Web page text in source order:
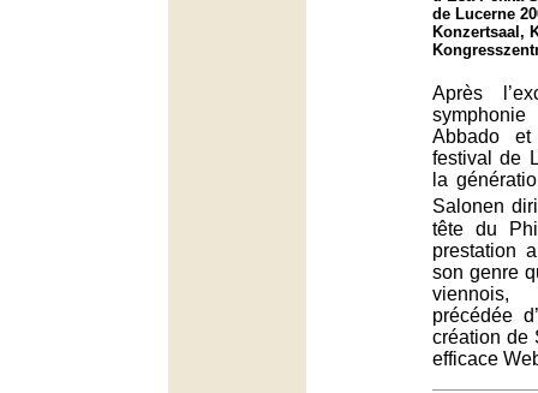
de Lucerne
Konzertsaal,
Après
Abbado et
festival de
la
Salonen
tête du
prestation
son genre
viennois,
précédée
création de
efficace